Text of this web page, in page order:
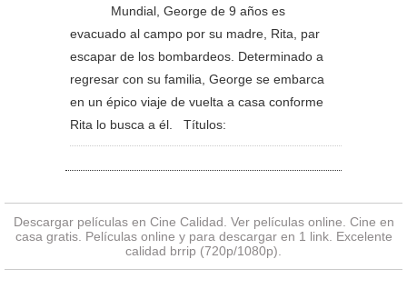
Mundial, George de 9 años es
evacuado al campo por su madre, Rita, par
escapar de los bombardeos. Determinado a
regresar con su familia, George se embarca
en un épico viaje de vuelta a casa conforme
Rita lo busca a él. Títulos:
Descargar películas en Cine Calidad. Ver películas online . Cine en
casa gratis. Películas online y para descargar en 1 link. Excelente
calidad brrip (720p/1080p).